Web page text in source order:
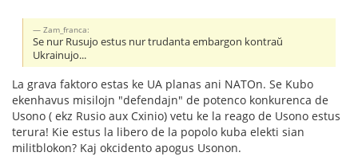
Zam_franca:
Se nur Rusujo estus nur trudanta embargon kontraŭ
Ukrainujo...
La grava faktoro estas ke UA planas ani NATOn. Se Kubo
ekenhavus misilojn "defendajn" de potenco konkurenca de
Usono ( ekz Rusio aux Cxinio) vetu ke la reago de Usono estus
terura! Kie estus la libero de la popolo kuba elekti sian
militblokon? Kaj okcidento apogus Usonon.